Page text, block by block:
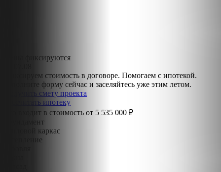
Цены фиксируются
Фиксируем стоимость в договоре. Помогаем с ипотекой.
Заполните форму сейчас и заселяйтесь уже этим летом.
Получить смету проекта
Рассчитать ипотеку
Что входит в стоимость от 5 535 000 ₽
Фундамент
Силовой каркас
Утепление